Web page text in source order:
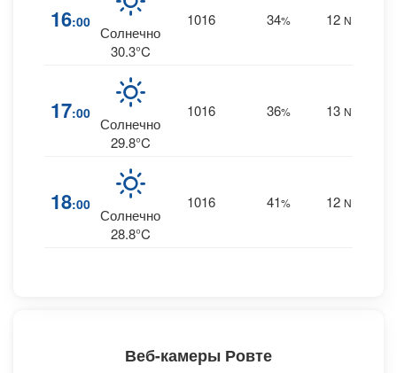
16:00
Солнечно
30.3°C
1016 34% 12 NE
17:00
Солнечно
29.8°C
1016 36% 13 NE
18:00
Солнечно
28.8°C
1016 41% 12 NE
Веб-камеры Ровте